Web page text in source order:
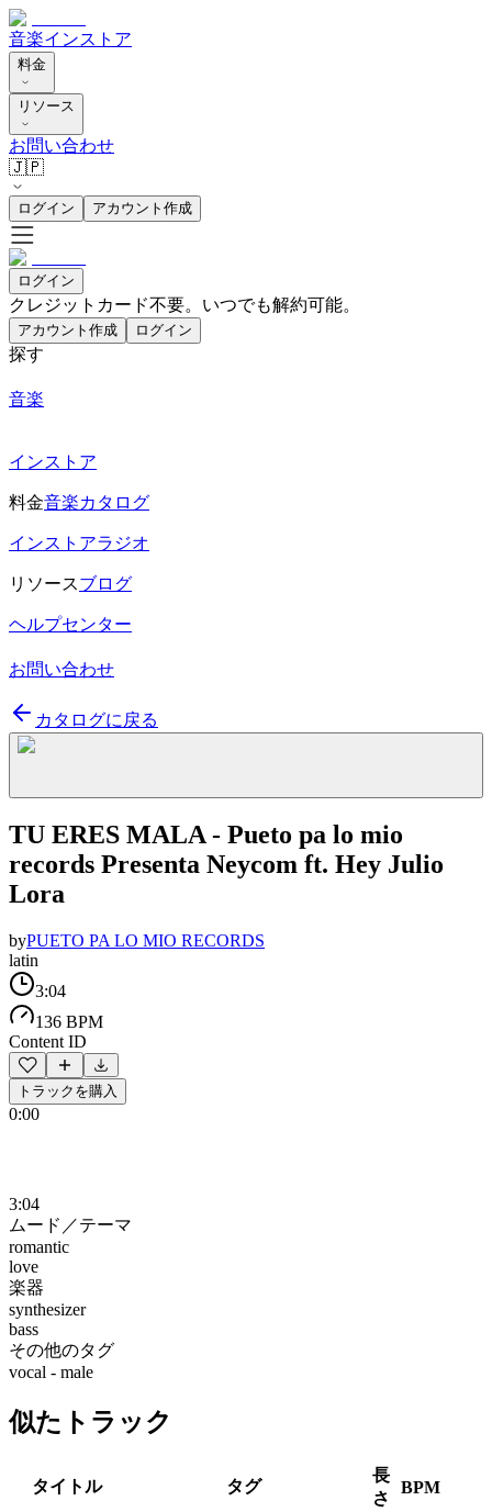
音楽インストア
料金
リソース
お問い合わせ
🇯🇵
ログイン アカウント作成
ログイン
クレジットカード不要。いつでも解約可能。
アカウント作成 ログイン
探す
音楽
インストア
料金音楽カタログ
インストアラジオ
リソースブログ
ヘルプセンター
お問い合わせ
カタログに戻る
TU ERES MALA - Pueto pa lo mio
records Presenta Neycom ft. Hey Julio
Lora
byPUETO PA LO MIO RECORDS
latin
3:04
136 BPM
Content ID
トラックを購入
0:00
3:04
ムード／テーマ
romantic
love
楽器
synthesizer
bass
その他のタグ
vocal - male
似たトラック
タイトル タグ
長
さ
BPM